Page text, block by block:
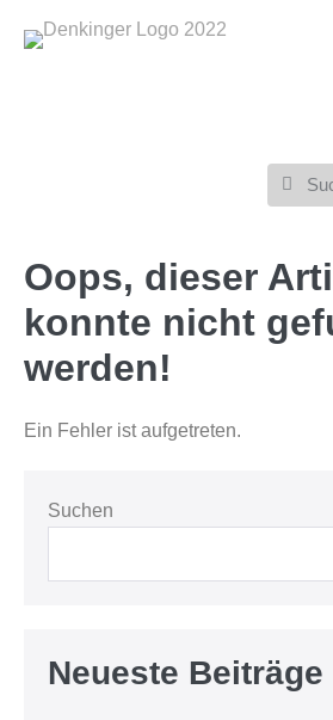
Oops, dieser
konnte nicht
werden!
Ein Fehler ist aufgetreten.
Suchen
Neueste Beiträge